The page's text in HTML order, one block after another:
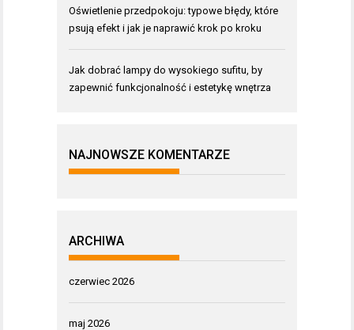
Oświetlenie przedpokoju: typowe błędy, które
psują efekt i jak je naprawić krok po kroku
Jak dobrać lampy do wysokiego sufitu, by
zapewnić funkcjonalność i estetykę wnętrza
NAJNOWSZE KOMENTARZE
ARCHIWA
czerwiec 2026
maj 2026